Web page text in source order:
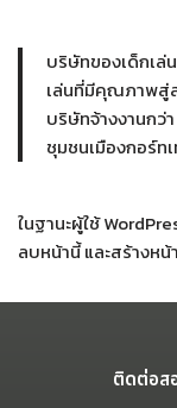
บริษัทของเด็กเล่
เล่นที่มีคุณภาพสู่
บริษัทจ้างงานกว่
ชุมชนเมืองกอร์ท
ในฐานะผู้ใช้
ลบหน้านี้ และสร้างห
ติดต่อส